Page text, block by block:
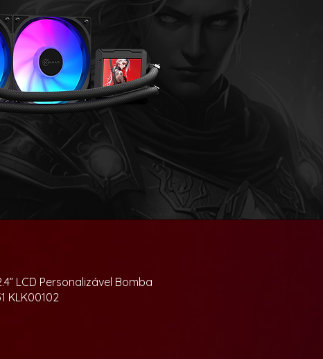
LCD Personalizável Bomba
KLK00102